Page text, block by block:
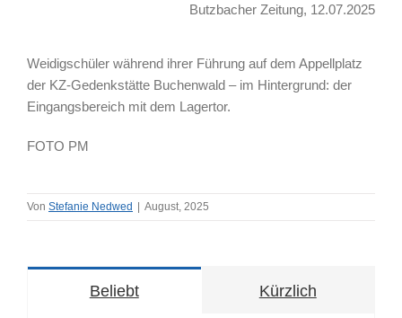
Butzbacher Zeitung, 12.07.2025
Weidigschüler während ihrer Führung auf dem Appellplatz
der KZ-Gedenkstätte Buchenwald – im Hintergrund: der
Eingangsbereich mit dem Lagertor.
FOTO PM
Von Stefanie Nedwed August, 2025
Beliebt Kürzlich